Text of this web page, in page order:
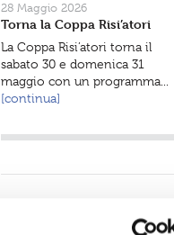
28 Maggio 2026
Torna la Coppa Risi’atori
La Coppa Risi’atori torna il
sabato 30 e domenica 31
maggio con un programma...
[continua]